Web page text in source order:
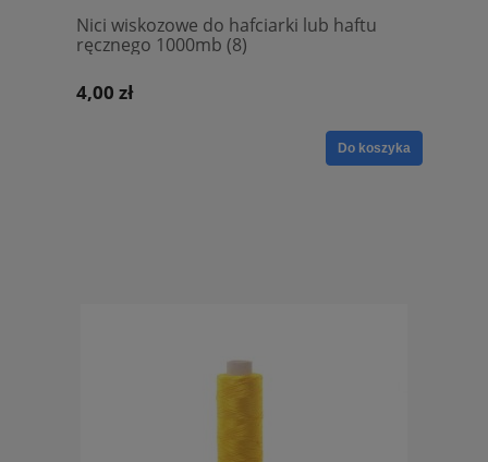
Nici wiskozowe do hafciarki lub haftu
ręcznego 1000mb (8)
4,00 zł
Do koszyka